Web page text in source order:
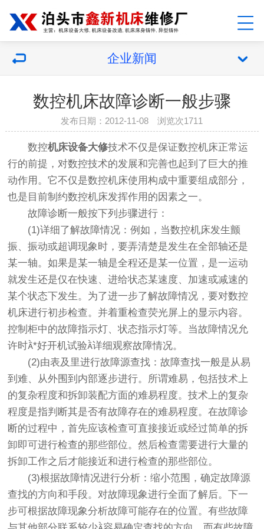
企业新闻
数控机床故障诊断一般步骤
发布日期：2012-11-08 浏览次1711
数控机床设备大修技术不仅是保证数控机床正常运
行的前提，对数控技术的发展和完善也起到了巨大的推
动作用。它不仅是数控机床使用构成中重要组成部分，
也是目前制约数控机床发挥作用的因素之一。
故障诊断一般按下列步骤进行：
(1)详细了解故障情况：例如，当数控机床发生颤
振、振动或超调现象时，要弄清楚是发生在全部轴还是
某一轴。如果是某一轴是全程还是某一位置，是一运动
就发生还是仅在快速、进给状态某速度、加速或减速的
某个状态下发生。为了进一步了解故障情况，要对数控
机床进行初步检查。并着重检查荧光屏上的显示内容。
控制柜中的故障指示灯、状态指示灯等。当故障情况允
许时*好开机试验详细观察故障情况。
(2)由表及里进行故障源查找：故障查找一般是从易
到难、从外围到内部逐步进行。所谓难易，包括技术上
的复杂程度和拆卸装配方面的难易程度。技术上的复杂
程度是指判断其是否有故障存在的难易程度。在故障诊
断的过程中，首先应该检查可直接接近或经过简单的拆
卸即可进行检查的那些部位。然后检查需要进行大量的
拆卸工作之后才能接近和进行检查的那些部位。
(3)根据故障情况进行分析：缩小范围，确定故障源
查找的方向和手段。对故障现象进行全面了解后。下一
步可根据故障现象分析故障可能存在的位置。有些故障